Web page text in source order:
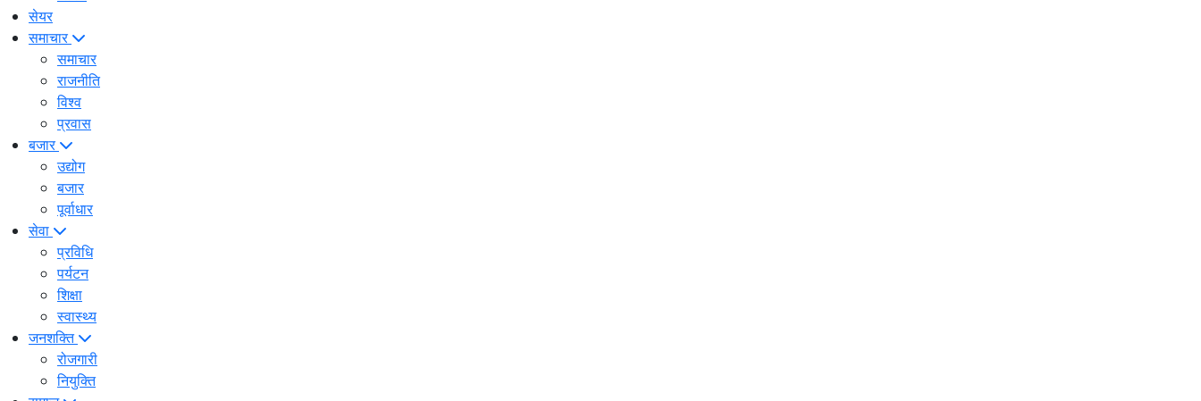
सेयर
समाचार
समाचार
राजनीति
विश्व
प्रवास
बजार
उद्योग
बजार
पूर्वाधार
सेवा
प्रविधि
पर्यटन
शिक्षा
स्वास्थ्य
जनशक्ति
रोजगारी
नियुक्ति